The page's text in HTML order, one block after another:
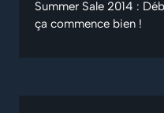
Summer Sale 2014 :
ça commence bien !